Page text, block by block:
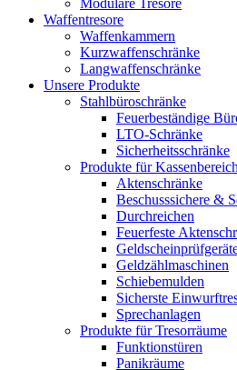
Waffentresore
Waffenkammern
Kurzwaffenschränke
Langwaffenschränke
Unsere Produkte
Stahlbüroschränke
Feuerbeständige
LTO-Schränke
Sicherheitsschränke
Produkte für
Aktenschränke
Beschusssichere &
Durchreichen
Feuerfeste
Geldzählmaschinen
Schiebemulden
Sicherste
Sprechanlagen
Produkte für Tresorräume
Funktionstüren
Panikräume